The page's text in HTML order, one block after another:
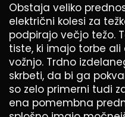
Obstaja veliko
električni kolesi za
podpirajo večjo težo.
tiste, ki imajo torbe
vožnjo. Trdno
skrbeti, da bi ga
so zelo primerni tudi
ena pomembna